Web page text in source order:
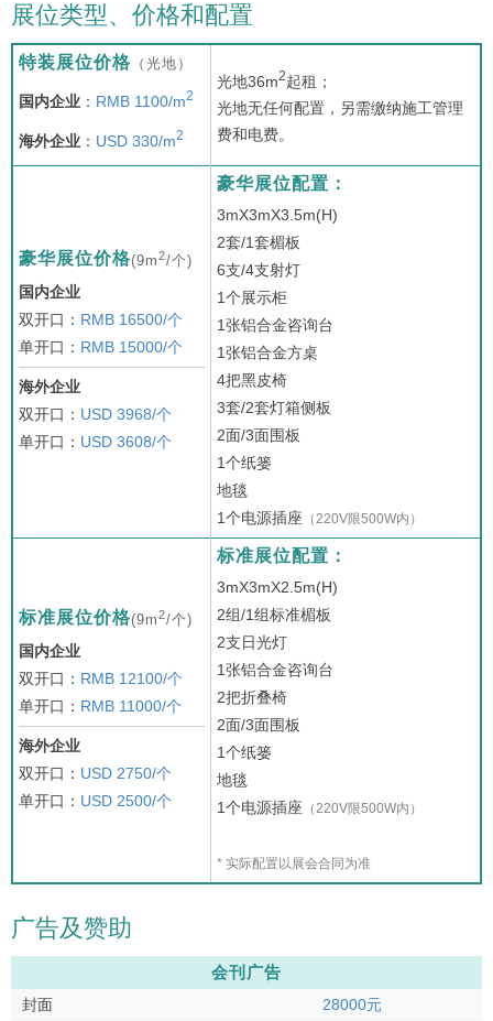
展位类型、价格和配置
特装展位价格 （光地）
国内企业 ： RMB 1100/m2
海外企业 ： USD 330/m2
光地36m2起租；
光地无任何配置，另需缴纳施工管理
费和电费。
豪华展位价格(9m2/个)
国内企业
双开口： RMB 16500/个
单开口： RMB 15000/个
海外企业
双开口： USD 3968/个
单开口： USD 3608/个
豪华展位配置：
3mX3mX3.5m(H)
2套/1套楣板
6支/4支射灯
1个展示柜
1张铝合金咨询台
1张铝合金方桌
4把黑皮椅
3套/2套灯箱侧板
2面/3面围板
1个纸篓
地毯
1个电源插座 （220V限500W内）
标准展位价格(9m2/个)
国内企业
双开口： RMB 12100/个
单开口： RMB 11000/个
海外企业
双开口： USD 2750/个
单开口： USD 2500/个
标准展位配置：
3mX3mX2.5m(H)
2组/1组标准楣板
2支日光灯
1张铝合金咨询台
2把折叠椅
2面/3面围板
1个纸篓
地毯
1个电源插座 （220V限500W内）
* 实际配置以展会合同为准
广告及赞助
会刊广告
封面
28000元